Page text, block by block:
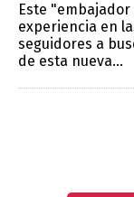
Este
experiencia en
seguidores a
de esta nueva...